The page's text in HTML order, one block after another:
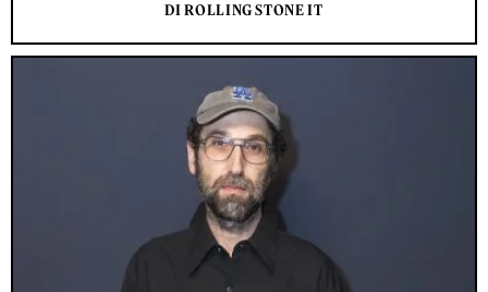
DI ROLLING STONE IT